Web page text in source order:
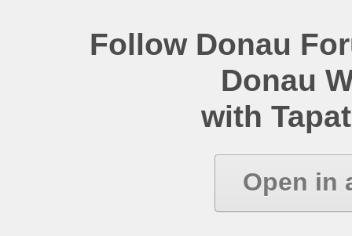
Follow Donau
Donau
with
Open in